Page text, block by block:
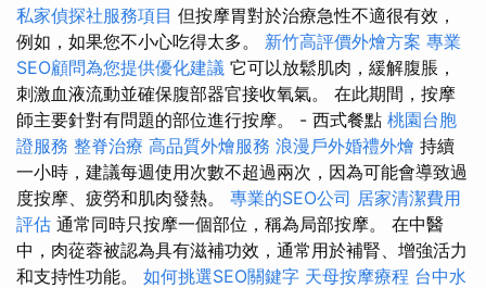
私家偵探社服務項目 但按摩胃對於治療急性不適很有效，
例如，如果您不小心吃得太多。 新竹高評價外燴方案 專業
SEO顧問為您提供優化建議 它可以放鬆肌肉，緩解腹脹，
刺激血液流動並確保腹部器官接收氧氣。 在此期間，按摩
師主要針對有問題的部位進行按摩。 - 西式餐點 桃園台胞
證服務 整脊治療 高品質外燴服務 浪漫戶外婚禮外燴 持續
一小時，建議每週使用次數不超過兩次，因為可能會導致過
度按摩、疲勞和肌肉發熱。 專業的SEO公司 居家清潔費用
評估 通常同時只按摩一個部位，稱為局部按摩。 在中醫
中，肉蓯蓉被認為具有滋補功效，通常用於補腎、增強活力
和支持性功能。 如何挑選SEO關鍵字 天母按摩療程 台中水